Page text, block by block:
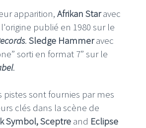
apparition, Afrikan Staravec
publié en 1980 sur le
. Sledge Hammeravec
sorti en format 7” sur le
.
pistes sont fournies par mes
clés dans la scène de
Symbol,Sceptre and Eclipse